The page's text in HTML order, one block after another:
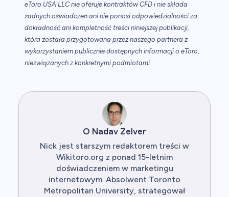
eToro USA LLC nie oferuje kontraktów CFD i nie składa
żadnych oświadczeń ani nie ponosi odpowiedzialności za
dokładność ani kompletność treści niniejszej publikacji,
która została przygotowana przez naszego partnera z
wykorzystaniem publicznie dostępnych informacji o eToro,
niezwiązanych z konkretnymi podmiotami.
O Nadav Zelver
Nick jest starszym redaktorem treści w
Wikitoro.org z ponad 15-letnim
doświadczeniem w marketingu
internetowym. Absolwent Toronto
Metropolitan University, strategował